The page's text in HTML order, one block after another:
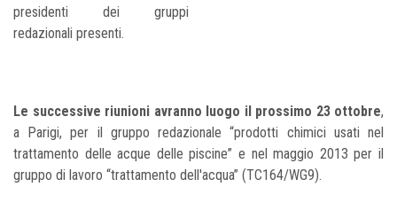
presidenti dei gruppi
redazionali presenti.
Le successive riunioni avranno luogo il prossimo 23 ottobre,
a Parigi, per il gruppo redazionale “prodotti chimici usati nel
trattamento delle acque delle piscine” e nel maggio 2013 per il
gruppo di lavoro “trattamento dell'acqua” (TC164/WG9).